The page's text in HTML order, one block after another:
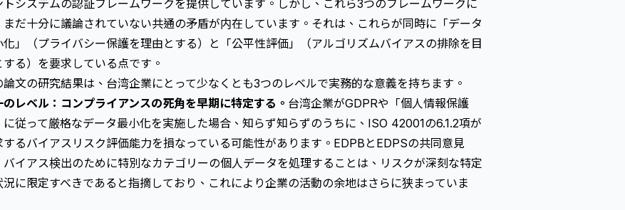
トシステムの認証フレームワークを提供しています。しかし、これら3つのフレームワークに
まだ十分に議論されていない共通の矛盾が内在しています。それは、これらが同時に「データ
化」（プライバシー保護を理由とする）と「公平性評価」（アルゴリズムバイアスの排除を目
する）を要求している点です。
論文の研究結果は、台湾企業にとって少なくとも3つのレベルで実務的な意義を持ちます。
のレベル：コンプライアンスの死角を早期に特定する。 台湾企業がGDPRや「個人情報保護
に従って厳格なデータ最小化を実施した場合、知らず知らずのうちに、ISO 42001の6.1.2項が
するバイアスリスク評価能力を損なっている可能性があります。EDPBとEDPSの共同意見
バイアス検出のために特別なカテゴリーの個人データを処理することは、リスクが深刻な特定
況に限定すべきであると指摘しており、これにより企業の活動の余地はさらに狭まっていま